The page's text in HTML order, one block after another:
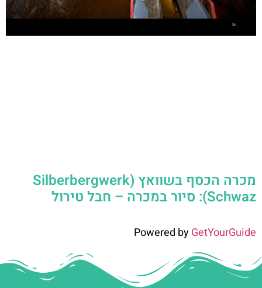
מכרה הכסף בשוואץ (Silberbergwerk
Schwaz): סיור במכרה – חבל טירול
Powered byGetYourGuide